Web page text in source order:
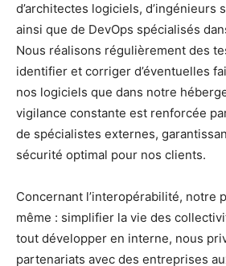
d’architectes logiciels, d’ingénieurs
ainsi que de DevOps spécialisés
Nous réalisons régulièrement des
identifier et corriger d’éventuelles
nos logiciels que dans notre
vigilance constante est renforcée
de spécialistes externes,
sécurité optimal pour nos clients.
Concernant l’interopérabilité, notre
même : simplifier la vie des
tout développer en interne, nous
partenariats avec des entreprises